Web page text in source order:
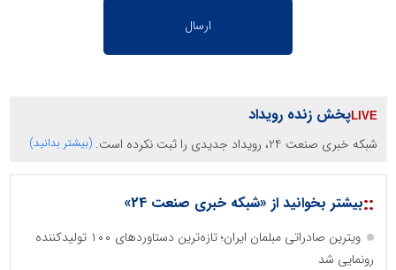
پخش زنده رویداد
شبکه خبری صنعت 24، رویداد جدیدی را ثبت نکرده است. (بیشتر بدانید)
::بیشتر بخوانید از «شبکه خبری صنعت 24»
ویترین صادراتی مبلمان ایران؛ تازه‌ترین دستاوردهای ۱۰۰ تولیدکننده
رونمایی شد